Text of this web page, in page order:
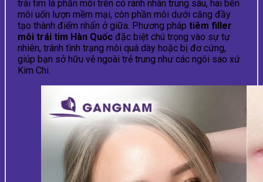
trái tim là phần môi trên có rãnh nhân trung sâu, hai bên
môi uốn lượn mềm mại, còn phần môi dưới căng đầy
tạo thành điểm nhấn ở giữa. Phương pháp tiêm filler
môi trái tim Hàn Quốc đặc biệt chú trọng vào sự tự
nhiên, tránh tình trạng môi quá dày hoặc bị đơ cứng,
giúp bạn sở hữu vẻ ngoài trẻ trung như các ngôi sao xứ
Kim Chi.